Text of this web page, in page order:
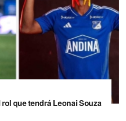
que tendrá Leonai Souza